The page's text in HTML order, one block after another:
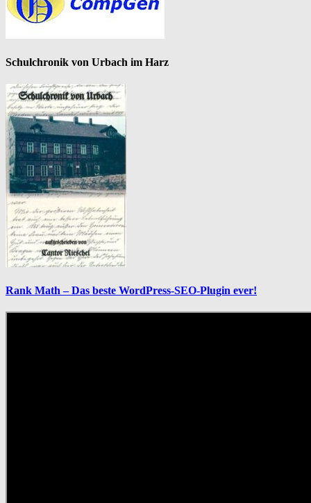
Schulchronik von Urbach im Harz
Rank Math – Das beste WordPress-SEO-Plugin ever!